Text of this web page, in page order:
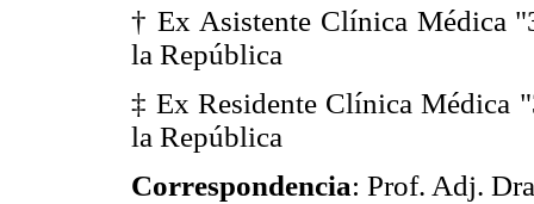
† Ex Asistente Clínica Médica
la República
‡ Ex Residente Clínica Médica
la República
Correspondencia: Prof. Adj.